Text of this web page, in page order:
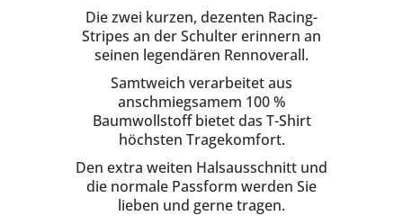
Die zwei kurzen, dezenten Racing-
Stripes an der Schulter erinnern an
seinen legendären Rennoverall.
Samtweich verarbeitet aus
anschmiegsamem 100 %
Baumwollstoff bietet das T-Shirt
höchsten Tragekomfort.
Den extra weiten Halsausschnitt und
die normale Passform werden Sie
lieben und gerne tragen.